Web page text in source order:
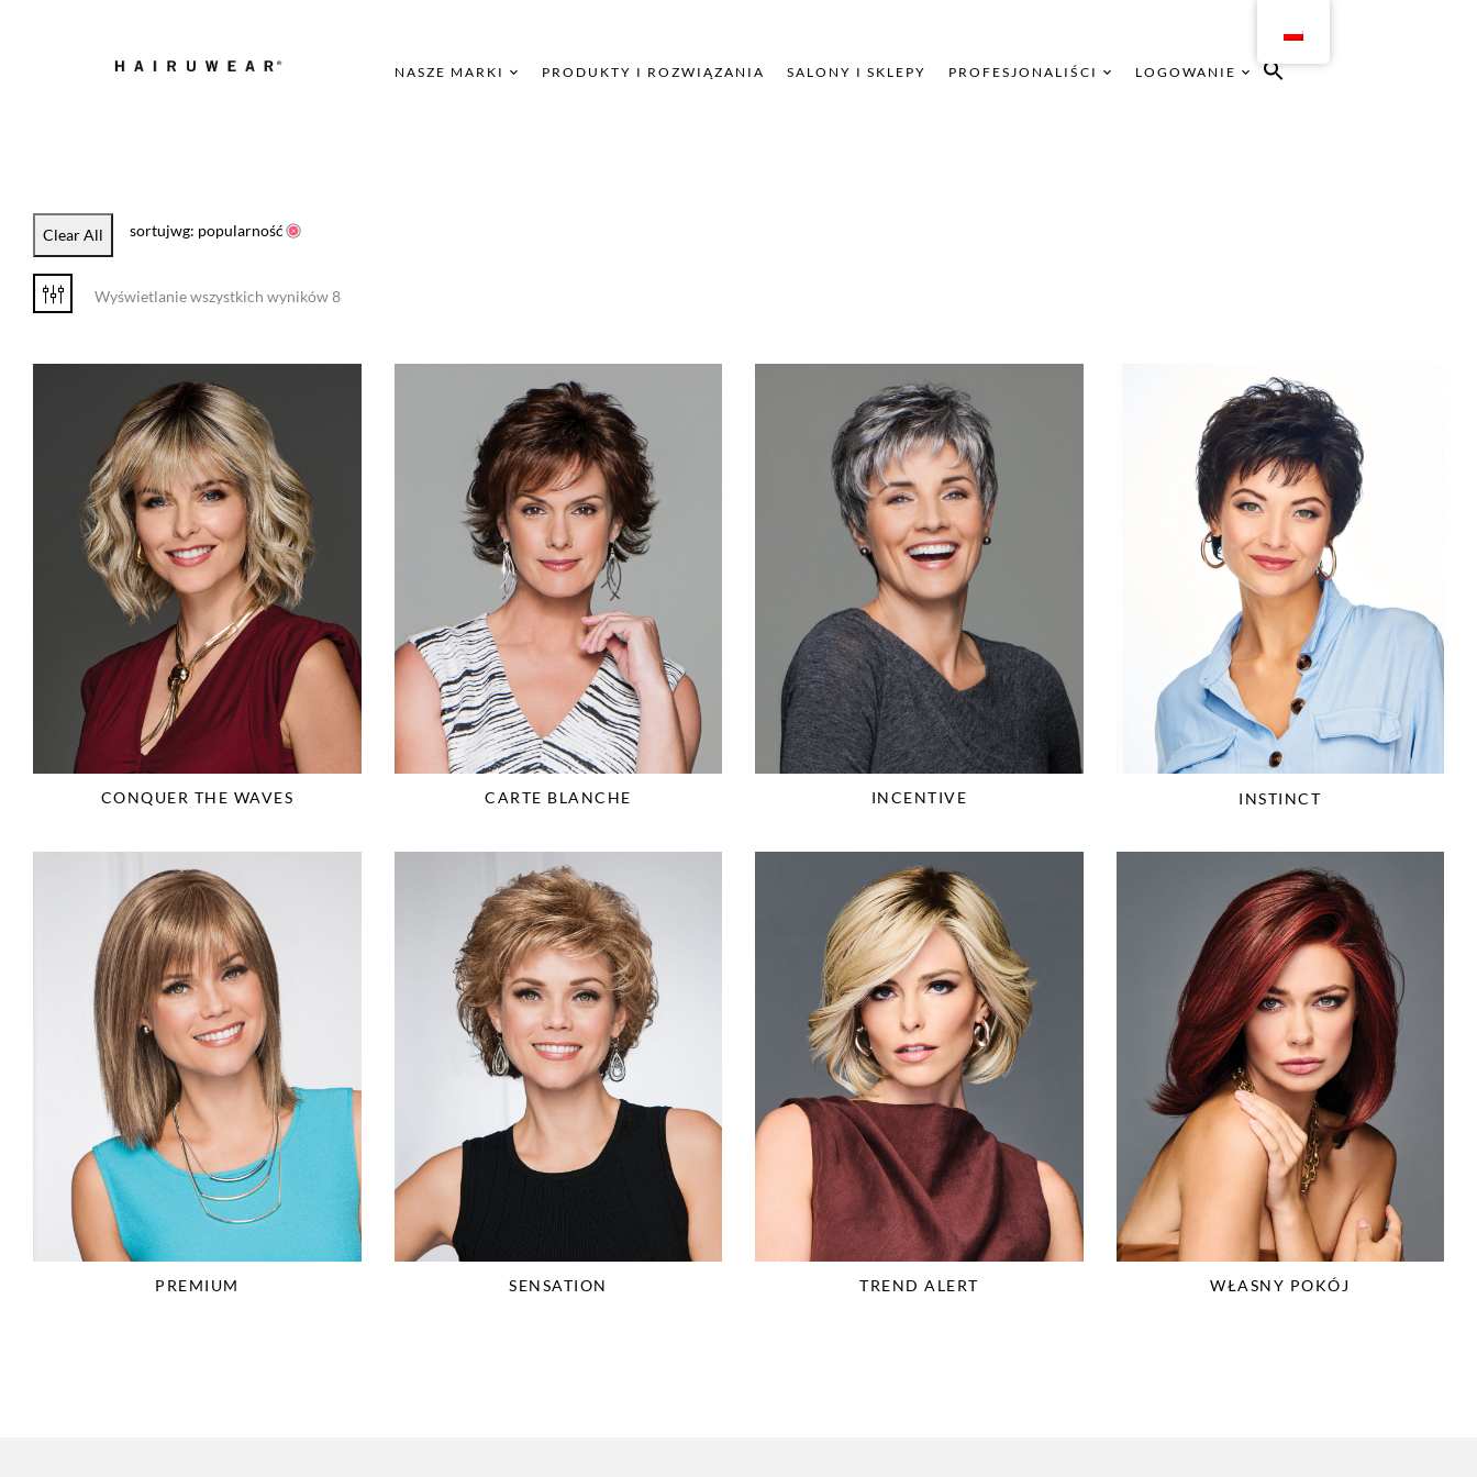
NASZE MARKI PRODUKTY I ROZWIĄZANIA SALONY I SKLEPY PROFESJONALIŚCI LOGOWANIE
Clear All sortujwg: popularność
Wyświetlanie wszystkich wyników 8
CONQUER THE WAVES CARTE BLANCHE INCENTIVE INSTINCT
PREMIUM SENSATION TREND ALERT WŁASNY POKÓJ